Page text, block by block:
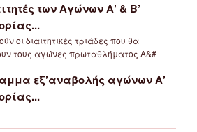
των Αγώνων Α’ & Β’
οι διαιτητικές τριάδες που θα
τους αγώνες πρωταθλήματος Α&#
εξ’αναβολής αγώνων Α’